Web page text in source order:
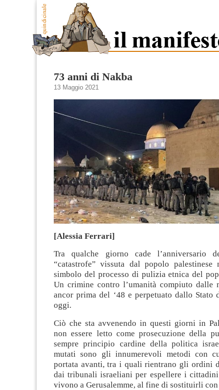
73 anni di Nakba
13 Maggio 2021
[Alessia Ferrari]
Tra qualche giorno cade l’anniversario
“catastrofe” vissuta dal popolo palestinese
simbolo del processo di pulizia etnica del
Un crimine contro l’umanità compiuto dalle
ancor prima del ‘48 e perpetuato dallo Stato
oggi.
Ciò che sta avvenendo in questi giorni in
non essere letto come prosecuzione della
sempre principio cardine della politica
mutati sono gli innumerevoli metodi con
portata avanti, tra i quali rientrano gli ordini
dai tribunali israeliani per espellere i
vivono a Gerusalemme, al fine di sostituirli